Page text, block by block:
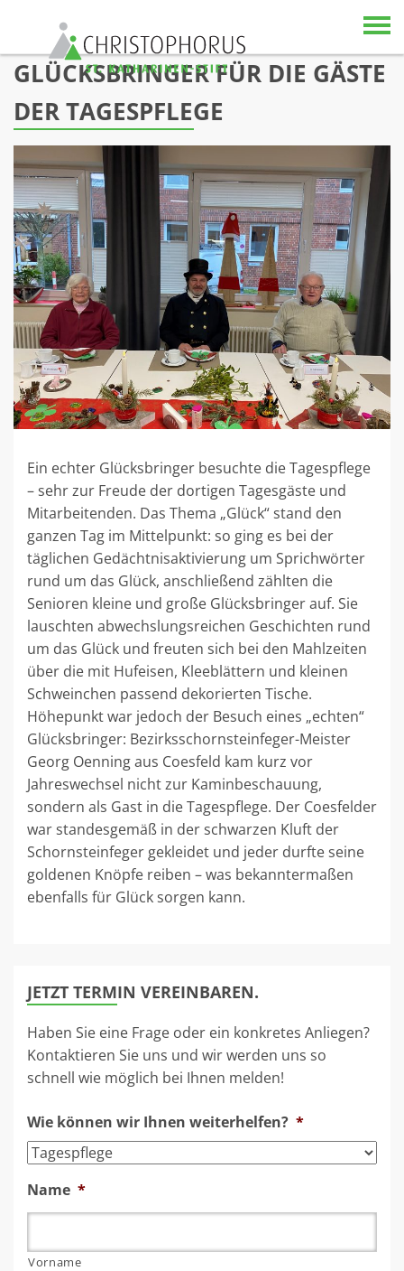
Skip to content
GLÜCKSBRINGER FÜR DIE GÄSTE
DER TAGESPFLEGE
Ein echter Glücksbringer besuchte die Tagespflege
– sehr zur Freude der dortigen Tagesgäste und
Mitarbeitenden. Das Thema „Glück“ stand den
ganzen Tag im Mittelpunkt: so ging es bei der
täglichen Gedächtnisaktivierung um Sprichwörter
rund um das Glück, anschließend zählten die
Senioren kleine und große Glücksbringer auf. Sie
lauschten abwechslungsreichen Geschichten rund
um das Glück und freuten sich bei den Mahlzeiten
über die mit Hufeisen, Kleeblättern und kleinen
Schweinchen passend dekorierten Tische.
Höhepunkt war jedoch der Besuch eines „echten“
Glücksbringer: Bezirksschornsteinfeger-Meister
Georg Oenning aus Coesfeld kam kurz vor
Jahreswechsel nicht zur Kaminbeschauung,
sondern als Gast in die Tagespflege. Der Coesfelder
war standesgemäß in der schwarzen Kluft der
Schornsteinfeger gekleidet und jeder durfte seine
goldenen Knöpfe reiben – was bekanntermaßen
ebenfalls für Glück sorgen kann.
JETZT TERMIN VEREINBAREN.
Haben Sie eine Frage oder ein konkretes Anliegen?
Kontaktieren Sie uns und wir werden uns so
schnell wie möglich bei Ihnen melden!
Wie können wir Ihnen weiterhelfen? *
Name *
Vorname